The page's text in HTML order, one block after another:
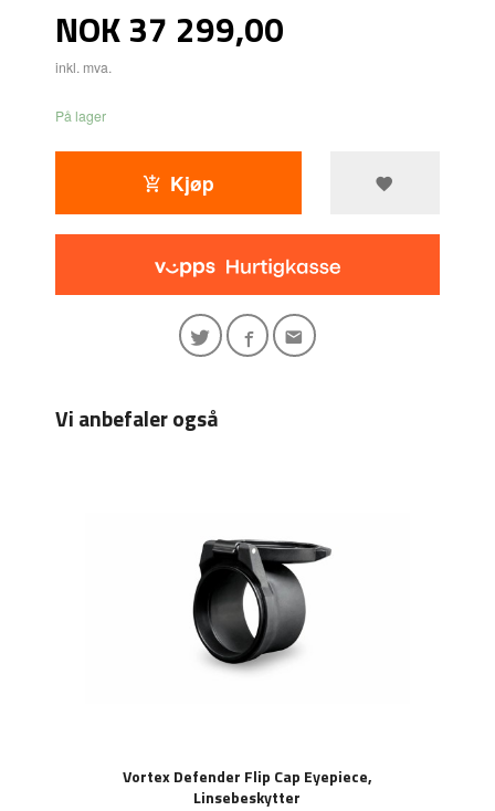
Pris
NOK37 299,00
inkl. mva.
På lager
Kjøp
Vi anbefaler også
Vortex Defender Flip Cap Eyepiece,
Linsebeskytter